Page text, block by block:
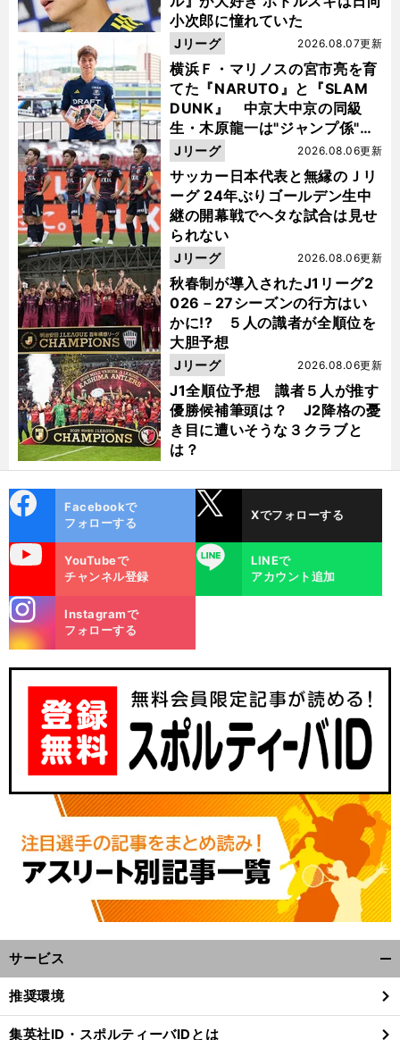
小次郎に憧れていた
横浜Ｆ・マリノスの宮市亮を育
てた『NARUTO』と『SLAM
DUNK』 中京大中京の同級
生・木原龍一は"ジャンプ係"だ
った
2026.08.07更新
Jリーグ
サッカー日本代表と無縁のＪリ
ーグ 24年ぶりゴールデン生中
継の開幕戦でヘタな試合は見せ
られない
2026.08.06更新
Jリーグ
秋春制が導入されたJ1リーグ2
026－27シーズンの行方はい
かに!? ５人の識者が全順位を
大胆予想
2026.08.06更新
Jリーグ
J1全順位予想 識者５人が推す
優勝候補筆頭は？ J2降格の憂
き目に遭いそうな３クラブと
は？
2026.08.06更新
Jリーグ
ok
Facebookで
フォローする
Xでフォローする
YouTubeで
チャンネル登録
LINE
LINEで
アカウント追加
m
Instagramで
フォローする
サービス
閉
推奨環境
集英社ID・スポルティーバIDとは